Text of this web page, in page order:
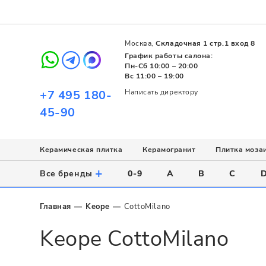
+7 495 180-
45-90
Написать директору
Москва,Складочная 1 стр.1 вход 8
График работы салона:
Пн-Сб 10:00 – 20:00
Вс 11:00 – 19:00
Керамическая плитка
Использование
Напольное
Настенное
Назначение
Стиль
Современный
Пэчворк
Все
Керамогранит
Назначение
Для ванной
Напольное
Все
Поверхность
Матовая
Полированная
Все
Плитка
Назначение
Для ванной
Для бассейна
Все
Цвет
Белый
Серый
Все
Все бренды + 0-9 A B C D
Главная Keope CottoMilano
Keope CottoMilano